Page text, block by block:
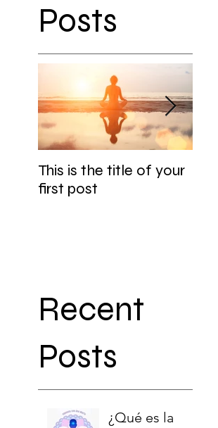
Posts
This is the title of your
first post
Recent
Posts
¿Qué es la